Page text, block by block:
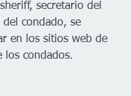
secretario del
condado, se
en los sitios web de
los condados.